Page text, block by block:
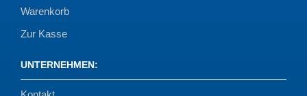
Warenkorb
Zur Kasse
UNTERNEHMEN: